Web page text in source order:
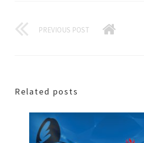
PREVIOUS POST
Related posts